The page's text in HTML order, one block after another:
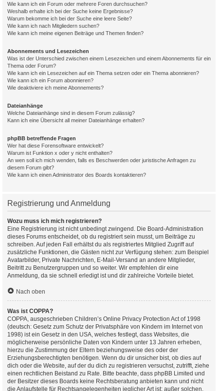
Wie kann ich ein Forum oder mehrere Foren durchsuchen?
Weshalb erhalte ich bei der Suche keine Ergebnisse?
Warum bekomme ich bei der Suche eine leere Seite?
Wie kann ich nach Mitgliedern suchen?
Wie kann ich meine eigenen Beiträge und Themen finden?
Abonnements und Lesezeichen
Was ist der Unterschied zwischen einem Lesezeichen und einem Abonnements für ein
Thema oder Forum?
Wie kann ich ein Lesezeichen auf ein Thema setzen oder ein Thema abonnieren?
Wie kann ich ein Forum abonnieren?
Wie deaktiviere ich meine Abonnements?
Dateianhänge
Welche Dateianhänge sind in diesem Forum zulässig?
Kann ich eine Übersicht all meiner Dateianhänge erhalten?
phpBB betreffende Fragen
Wer hat diese Forensoftware entwickelt?
Warum ist Funktion x oder y nicht enthalten?
An wen soll ich mich wenden, falls es Beschwerden oder juristische Anfragen zu
diesem Forum gibt?
Wie kann ich einen Administrator des Boards kontaktieren?
Registrierung und Anmeldung
Wozu muss ich mich registrieren?
Eine Registrierung ist nicht unbedingt zwingend. Die Board-Administration
dieses Forums entscheidet, ob du registriert sein musst, um Beiträge zu
schreiben. Auf jeden Fall erhältst du als registriertes Mitglied Zugriff auf
zusätzliche Funktionen, die Gästen nicht zur Verfügung stehen: zum Beispiel
Avatarbilder, Private Nachrichten, E-Mail-Versand an andere Mitglieder,
Beitritt zu Benutzergruppen und so weiter. Wir empfehlen dir eine
Anmeldung, da sie schnell erledigt ist und dir zahlreiche Vorteile bietet.
Nach oben
Was ist COPPA?
COPPA, ausgeschrieben Children’s Online Privacy Protection Act of 1998
(deutsch: Gesetz zum Schutz der Privatsphäre von Kindern im Internet von
1998) ist ein Gesetz in den USA, welches festlegt, dass Websites, die
möglicherweise persönliche Daten von Kindern unter 13 Jahren erheben,
hierzu die Zustimmung der Eltern beziehungsweise des oder der
Erziehungsberechtigten benötigen. Wenn du dir unsicher bist, ob dies auf
dich oder die Website, auf der du dich zu registrieren versuchst, zutrifft, ziehe
einen rechtlichen Beistand zu Rate. Bitte beachte, dass phpBB Limited und
der Besitzer dieses Boards keine Rechtsberatung anbieten kann und nicht
die Anlaufstelle für Rechtsangelegenheiten jeglicher Art ist; außer solchen,